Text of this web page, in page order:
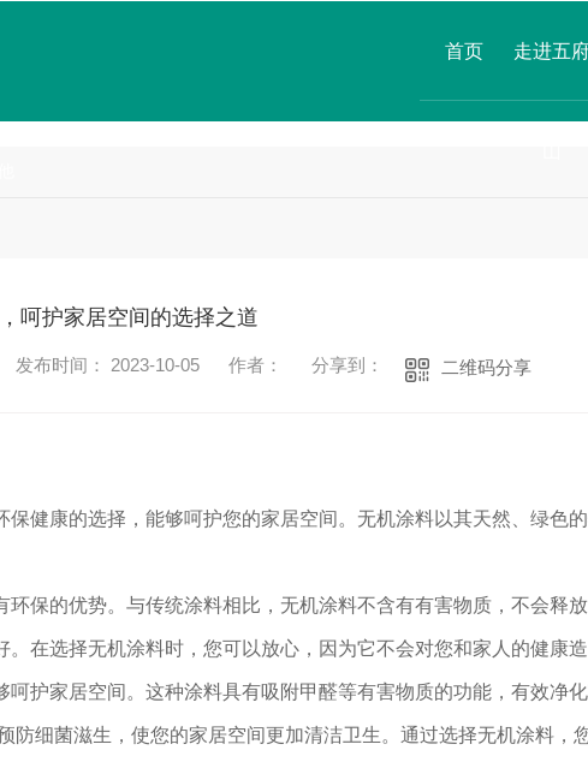
首页 走进五
呵护家居空间的选择之道
发布时间： 2023-10-05 作者： 分享到： 二维码分享
保健康的选择，能够呵护您的家居空间。无机涂料以其天然、绿色
环保的优势。与传统涂料相比，无机涂料不含有有害物质，不会释
在选择无机涂料时，您可以放心，因为它不会对您和家人的健康造
呵护家居空间。这种涂料具有吸附甲醛等有害物质的功能，有效净
防细菌滋生，使您的家居空间更加清洁卫生。通过选择无机涂料，